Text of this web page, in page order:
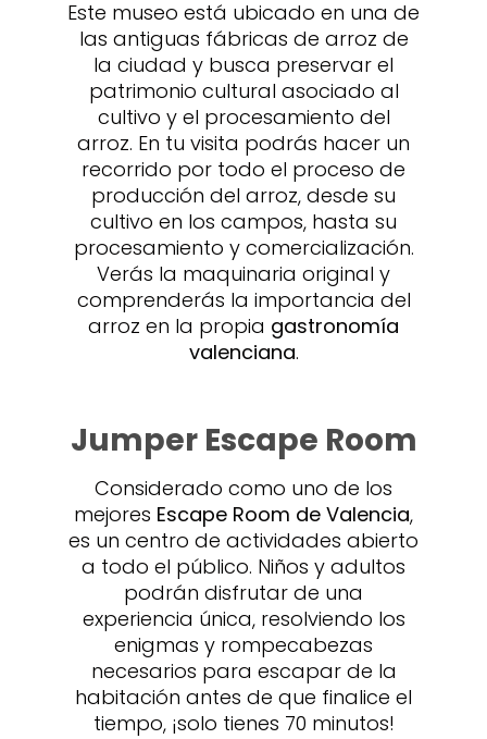
Este museo está ubicado en una de
las antiguas fábricas de arroz de
la ciudad y busca preservar el
patrimonio cultural asociado al
cultivo y el procesamiento del
arroz. En tu visita podrás hacer un
recorrido por todo el proceso de
producción del arroz, desde su
cultivo en los campos, hasta su
procesamiento y comercialización.
Verás la maquinaria original y
comprenderás la importancia del
arroz en la propia gastronomía
valenciana.
Jumper Escape Room
Considerado como uno de los
mejores Escape Room de Valencia,
es un centro de actividades abierto
a todo el público. Niños y adultos
podrán disfrutar de una
experiencia única, resolviendo los
enigmas y rompecabezas
necesarios para escapar de la
habitación antes de que finalice el
tiempo, ¡solo tienes 70 minutos!